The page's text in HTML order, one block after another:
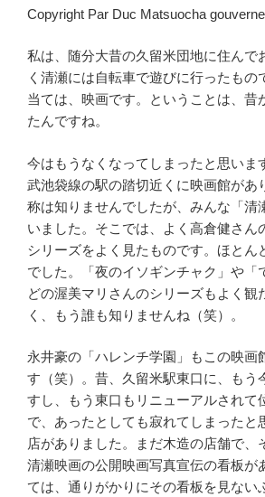
Copyright Par Duc Matsuocha
私は、随分大昔の久留米団地に住んで
く清瀬には自転車で遊びに行ったもの
当ては、映画です。ということは、昔
たんですね。
今はもうなくなってしまったと思いま
武池袋線の駅の踏切近くに映画館があ
称は知りませんでしたが、みんな「清
いました。そこでは、よく高倉健さん
シリーズをよく見たものです。ほとん
でした。「夜のイソギンチャク」や「
どの渥美マリさんのシリーズもよく観
く、もう誰も知りませんね（笑）。
永井豪の「ハレンチ学園」もこの映画
す（笑）。昔、久留米駅東口に、もう
すし、もう東口もリニューアルされて
で、あったとしても寂れてしまったと
店がありました。まだ木造の店舗で、
清瀬映画の公開映画写真宣伝の看板が
ては、通りがかりにその看板を見ない